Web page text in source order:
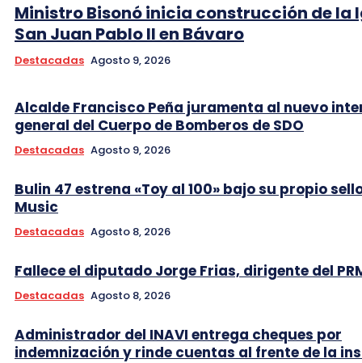
Ministro Bisonó inicia construcción de la
San Juan Pablo II en Bávaro
Destacadas Agosto 9, 2026
Alcalde Francisco Peña juramenta al nuevo
general del Cuerpo de Bomberos de SDO
Destacadas Agosto 9, 2026
Bulin 47 estrena «Toy al 100» bajo su propio
Music
Destacadas Agosto 8, 2026
Fallece el diputado Jorge Frias, dirigente del
Destacadas Agosto 8, 2026
Administrador del INAVI entrega cheques por
indemnización y rinde cuentas al frente de la